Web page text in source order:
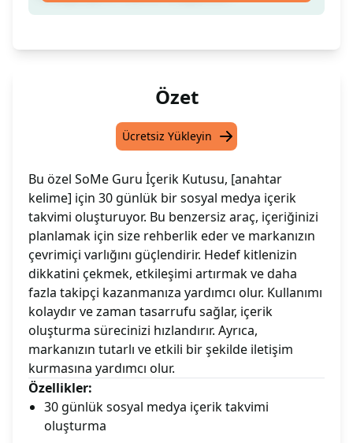
Özet
Ücretsiz Yükleyin
Bu özel SoMe Guru İçerik Kutusu, [anahtar
kelime] için 30 günlük bir sosyal medya içerik
takvimi oluşturuyor. Bu benzersiz araç, içeriğinizi
planlamak için size rehberlik eder ve markanızın
çevrimiçi varlığını güçlendirir. Hedef kitlenizin
dikkatini çekmek, etkileşimi artırmak ve daha
fazla takipçi kazanmanıza yardımcı olur. Kullanımı
kolaydır ve zaman tasarrufu sağlar, içerik
oluşturma sürecinizi hızlandırır. Ayrıca,
markanızın tutarlı ve etkili bir şekilde iletişim
kurmasına yardımcı olur.
Özellikler:
30 günlük sosyal medya içerik takvimi
oluşturma